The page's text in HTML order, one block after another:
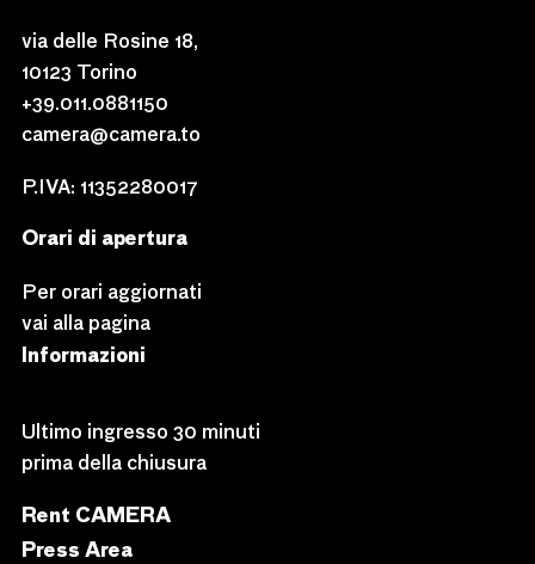
via delle Rosine 18,
10123 Torino
+39.011.0881150
camera@camera.to
P.IVA: 11352280017
Orari di apertura
Per orari aggiornati
vai alla pagina
Informazioni
Ultimo ingresso 30 minuti
prima della chiusura
Rent CAMERA
Press Area